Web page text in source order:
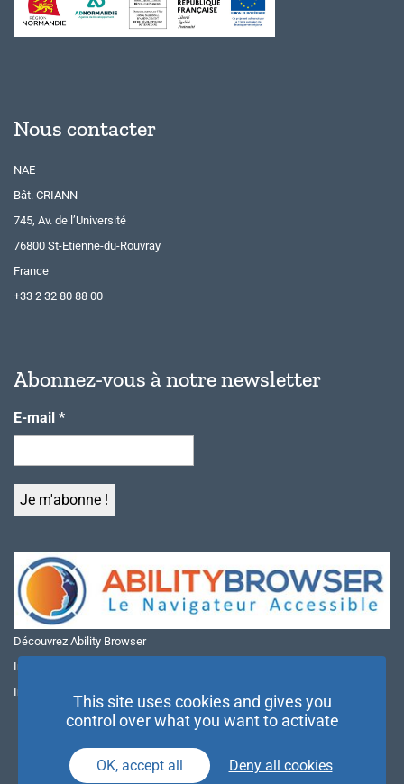
Nous contacter
NAE
Bât. CRIANN
745, Av. de l’Université
76800 St-Etienne-du-Rouvray
France
+33 2 32 80 88 00
Abonnez-vous à notre newsletter
E-mail *
Découvrez Ability Browser
Installer Ability Browser sur Windows
Installer Ability Browser sur Mac
This site uses cookies and gives you
control over what you want to activate
OK, accept all Deny all cookies